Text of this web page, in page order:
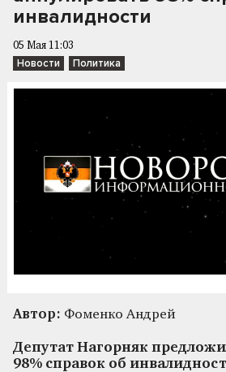
инвалидности
05 Мая 11:03
Новости Политика
Автор: Фоменко Андрей
Депутат Нагорняк
98% справок об